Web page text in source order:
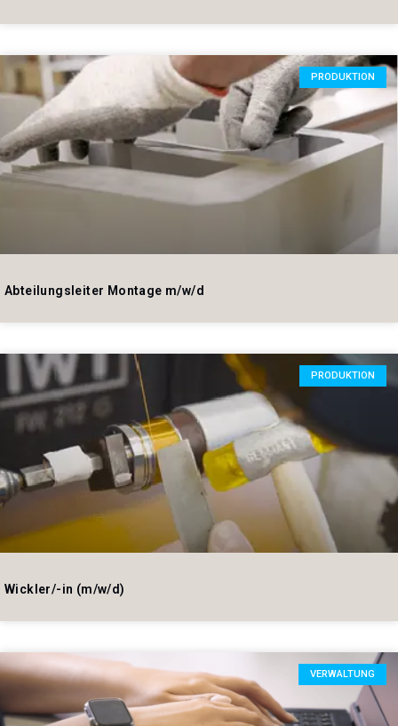
PRODUKTION
Abteilungsleiter Montage m/w/d
PRODUKTION
Wickler/-in (m/w/d)
VERWALTUNG